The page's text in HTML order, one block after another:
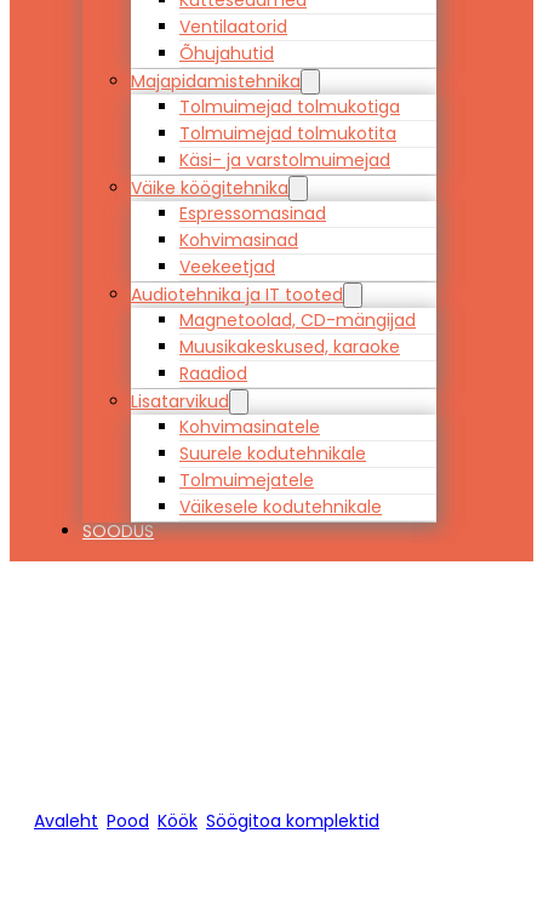
Ventilaatorid
Õhujahutid
Majapidamistehnika
Tolmuimejad tolmukotiga
Tolmuimejad tolmukotita
Käsi- ja varstolmuimejad
Väike köögitehnika
Espressomasinad
Kohvimasinad
Veekeetjad
Audiotehnika ja IT tooted
Magnetoolad, CD-mängijad
Muusikakeskused, karaoke
Raadiod
Lisatarvikud
Kohvimasinatele
Suurele kodutehnikale
Tolmuimejatele
Väikesele kodutehnikale
SOODUS
Avaleht Pood Köök Söögitoa komplektid